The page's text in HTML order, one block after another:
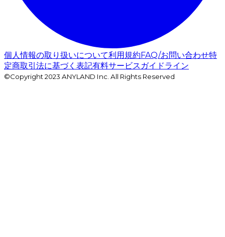
個人情報の取り扱いについて利用規約FAQ/お問い合わせ特
定商取引法に基づく表記有料サービスガイドライン
©Copyright 2023 ANYLAND Inc. All Rights Reserved